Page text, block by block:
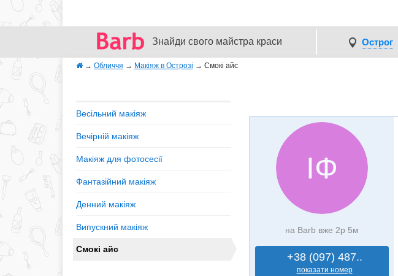
Знайди свого майстра краси Острог
→ Обличчя → Макіяж в Острозі → Смокі айс
Весільний макіяж
Вечірній макіяж
Макіяж для фотосесії
Фантазійний макіяж
Денний макіяж
Випускний макіяж
Смокі айс
ІФ
на Barb вже 2р 5м
+38 (097) 487..
показати номер